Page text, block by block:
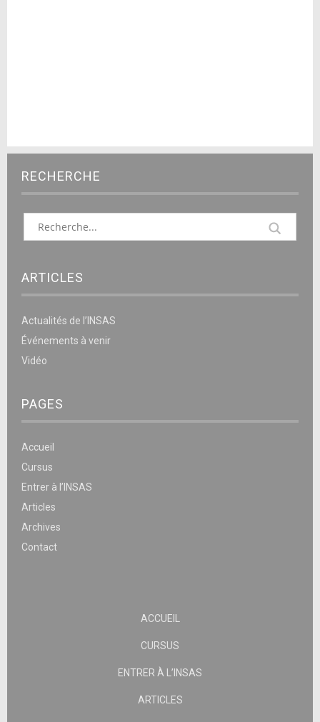
RECHERCHE
ARTICLES
Actualités de l’INSAS
Événements à venir
Vidéo
PAGES
Accueil
Cursus
Entrer à l’INSAS
Articles
Archives
Contact
ACCUEIL
CURSUS
ENTRER À L’INSAS
ARTICLES